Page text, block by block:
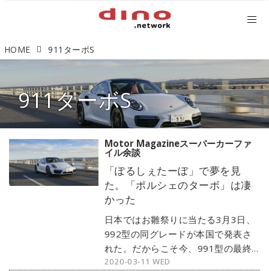
HOME 911ターボS
911ターボS
「ぽるしぇたーぼ」で夢を見
た。「ポルシェのターボ」は凄
かった
日本ではお雛祭りに当たる3月3日、
992型の同グレードが本国で発表さ
れた。だからこそ今、991型の最終
進化形と言っていい「911ターボS」
2020-03-11 WED
Motor Magazineスーパーカーファ
イル余談